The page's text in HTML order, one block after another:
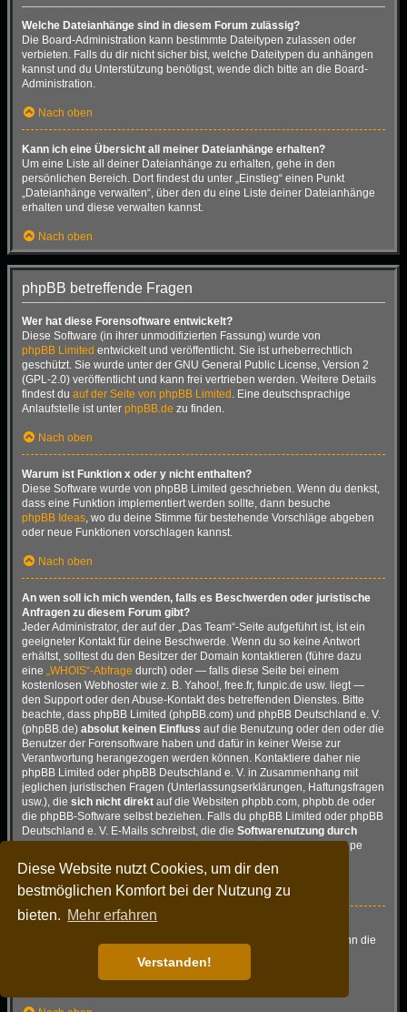
Diese Website nutzt Cookies, um dir den
bestmöglichen Komfort bei der Nutzung zu
bieten. Mehr erfahren
Verstanden!
Welche Dateianhänge sind in diesem Forum zulässig?
Die Board-Administration kann bestimmte Dateitypen zulassen oder
verbieten. Falls du dir nicht sicher bist, welche Dateitypen du anhängen
kannst und du Unterstützung benötigst, wende dich bitte an die Board-
Administration.
Nach oben
Kann ich eine Übersicht all meiner Dateianhänge erhalten?
Um eine Liste all deiner Dateianhänge zu erhalten, gehe in den
persönlichen Bereich. Dort findest du unter „Einstieg“ einen Punkt
„Dateianhänge verwalten“, über den du eine Liste deiner Dateianhänge
erhalten und diese verwalten kannst.
Nach oben
phpBB betreffende Fragen
Wer hat diese Forensoftware entwickelt?
Diese Software (in ihrer unmodifizierten Fassung) wurde von
phpBB Limited entwickelt und veröffentlicht. Sie ist urheberrechtlich
geschützt. Sie wurde unter der GNU General Public License, Version 2
(GPL-2.0) veröffentlicht und kann frei vertrieben werden. Weitere Details
findest du auf der Seite von phpBB Limited . Eine deutschsprachige
Anlaufstelle ist unter phpBB.de zu finden.
Nach oben
Warum ist Funktion x oder y nicht enthalten?
Diese Software wurde von phpBB Limited geschrieben. Wenn du denkst,
dass eine Funktion implementiert werden sollte, dann besuche
phpBB Ideas , wo du deine Stimme für bestehende Vorschläge abgeben
oder neue Funktionen vorschlagen kannst.
Nach oben
An wen soll ich mich wenden, falls es Beschwerden oder juristische
Anfragen zu diesem Forum gibt?
Jeder Administrator, der auf der „Das Team“-Seite aufgeführt ist, ist ein
geeigneter Kontakt für deine Beschwerde. Wenn du so keine Antwort
erhältst, solltest du den Besitzer der Domain kontaktieren (führe dazu
eine „WHOIS“-Abfrage durch) oder — falls diese Seite bei einem
kostenlosen Webhoster wie z. B. Yahoo!, free.fr, funpic.de usw. liegt —
den Support oder den Abuse-Kontakt des betreffenden Dienstes. Bitte
beachte, dass phpBB Limited (phpBB.com) und phpBB Deutschland e. V.
(phpBB.de) absolut keinen Einfluss auf die Benutzung oder den oder die
Benutzer der Forensoftware haben und dafür in keiner Weise zur
Verantwortung herangezogen werden können. Kontaktiere daher nie
phpBB Limited oder phpBB Deutschland e. V. in Zusammenhang mit
jeglichen juristischen Fragen (Unterlassungserklärungen, Haftungsfragen
usw.), die sich nicht direkt auf die Websiten phpbb.com, phpbb.de oder
die phpBB-Software selbst beziehen. Falls du phpBB Limited oder phpBB
Deutschland e. V. E-Mails schreibst, die die Softwarenutzung durch
Drittebetreffen, so wirst du, wenn überhaupt, höchstens eine knappe
Nach oben
Wie kann ich einen Administrator des Boards kontaktieren?
Alle Benutzer des Boards können das Kontaktformular nutzen, wenn die
Mitglieder des Boards können zusätzlich den Link „Das Team“